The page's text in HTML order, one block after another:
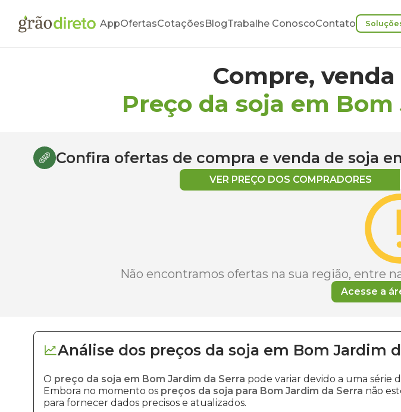
AppOfertasCotaçõesBlogTrabalhe ConoscoContato
Compre,
Preço da soja em
Confira ofertas de compra e venda de soja
VER PREÇO DOS COMPRADORES
Não encontramos ofertas na sua região, entre
Acesse a
Análise dos preços da soja em Bom Jardim
O preço da soja em Bom Jardim da Serra pode variar devido a uma série
Embora no momento os preços da soja para Bom Jardim da Serra não
para fornecer dados precisos e atualizados.